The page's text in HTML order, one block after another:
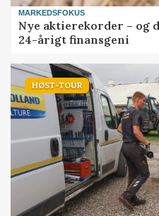
MARKEDSFOKUS
Nye aktierekorder – og
24-årigt finansgeni
HØST-TOUR